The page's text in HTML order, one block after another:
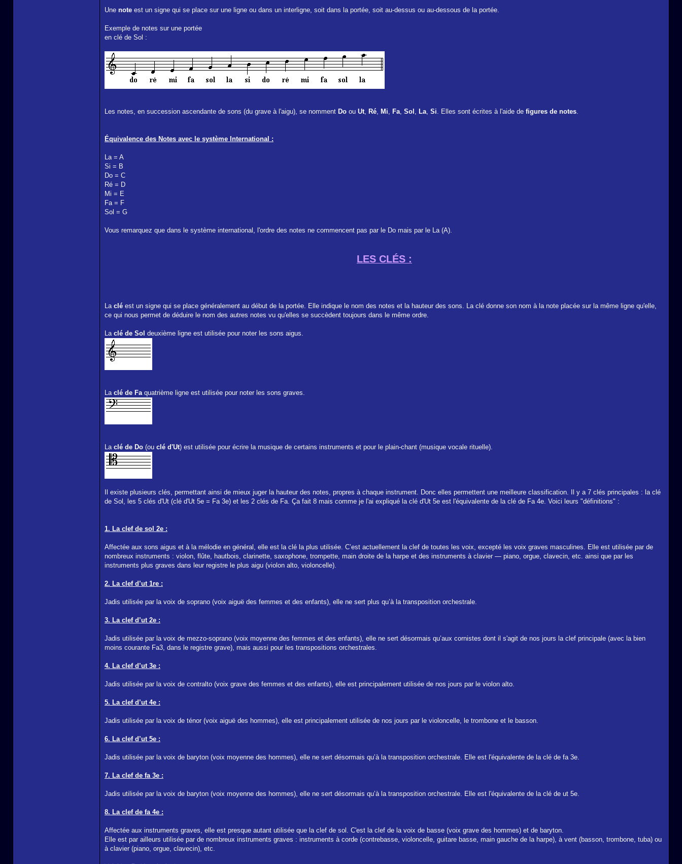
Une note est un signe qui se place sur une ligne ou dans un interligne, soit dans la portée, soit au-dessus ou au-dessous de la portée.
Exemple de notes sur une portée
en clé de Sol :
Les notes, en succession ascendante de sons (du grave à l'aigu), se nomment Do ou Ut, Ré, Mi, Fa, Sol , La, Si. Elles sont écrites à l'aide de figures de notes.
Équivalence des Notes avec le système International :
La = A
Si = B
Do = C
Ré = D
Mi = E
Fa = F
Sol = G
Vous remarquez que dans le système international, l'ordre des notes ne commencent pas par le Do mais par le La (A).
LES CLÉS :
La clé est un signe qui se place généralement au début de la portée. Elle indique le nom des notes et la hauteur des sons. La clé donne son nom à la note placée sur la même ligne qu'elle,
ce qui nous permet de déduire le nom des autres notes vu qu'elles se succèdent toujours dans le même ordre.
La clé de Sol deuxième ligne est utilisée pour noter les sons aigus.
La clé de Faquatrième ligne est utilisée pour noter les sons graves.
La clé de Do (ou clé d'Ut) est utilisée pour écrire la musique de certains instruments et pour le plain-chant (musique vocale rituelle).
Il existe plusieurs clés, permettant ainsi de mieux juger la hauteur des notes, propres à chaque instrument. Donc elles permettent une meilleure classification. Il y a 7 clés principales : la clé
de Sol, les 5 clés d'Ut (clé d'Ut 5e = Fa 3e) et les 2 clés de Fa. Ça fait 8 mais comme je l'ai expliqué la clé d'Ut 5e est l'équivalente de la clé de Fa 4e. Voici leurs "définitions" :
1. La clef de sol 2e :
Affectée aux sons aigus et à la mélodie en général, elle est la clé la plus utilisée. C’est actuellement la clef de toutes les voix, excepté les voix graves masculines. Elle est utilisée par de
nombreux instruments : violon, flûte, hautbois, clarinette, saxophone, trompette, main droite de la harpe et des instruments à clavier — piano, orgue, clavecin, etc. ainsi que par les
instruments plus graves dans leur registre le plus aigu (violon alto, violoncelle).
2. La clef d’ut 1re :
Jadis utilisée par la voix de soprano (voix aiguë des femmes et des enfants), elle ne sert plus qu’à la transposition orchestrale.
3. La clef d’ut 2e :
Jadis utilisée par la voix de mezzo-soprano (voix moyenne des femmes et des enfants), elle ne sert désormais qu’aux cornistes dont il s'agit de nos jours la clef principale (avec la bien
moins courante Fa3, dans le registre grave), mais aussi pour les transpositions orchestrales.
4. La clef d’ut 3e :
Jadis utilisée par la voix de contralto (voix grave des femmes et des enfants), elle est principalement utilisée de nos jours par le violon alto.
5. La clef d’ut 4e :
Jadis utilisée par la voix de ténor (voix aiguë des hommes), elle est principalement utilisée de nos jours par le violoncelle, le trombone et le basson.
6. La clef d’ut 5e :
Jadis utilisée par la voix de baryton (voix moyenne des hommes), elle ne sert désormais qu’à la transposition orchestrale. Elle est l'équivalente de la clé de fa 3e.
7. La clef de fa 3e :
Jadis utilisée par la voix de baryton (voix moyenne des hommes), elle ne sert désormais qu’à la transposition orchestrale. Elle est l'équivalente de la clé de ut 5e.
8. La clef de fa 4e :
Affectée aux instruments graves, elle est presque autant utilisée que la clef de sol. C'est la clef de la voix de basse (voix grave des hommes) et de baryton.
Elle est par ailleurs utilisée par de nombreux instruments graves : instruments à corde (contrebasse, violoncelle, guitare basse, main gauche de la harpe), à vent (basson, trombone, tuba) ou
à clavier (piano, orgue, clavecin), etc.